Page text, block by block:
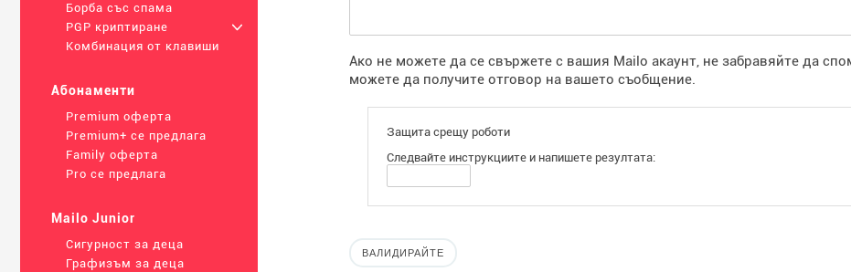
Борба със спама
PGP криптиране
+
Комбинация от клавиши
Абонаменти
Premium оферта
Premium+ се предлага
Family оферта
Pro се предлага
Mailo Junior
Сигурност за деца
Графизъм за деца
Ако не можете да се свържете с вашия Mailo акаунт, не забравяйте да
можете да получите отговор на вашето съобщение.
Защита срещу роботи
Следвайте инструкциите и напишете резултата: